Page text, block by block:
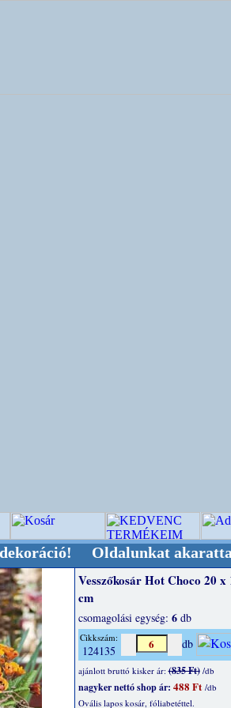
Oldalunkat akarattal tartjuk
Vesszőkosár Hot Choco 20 x
cm
csomagolási egység: 6db
Cikkszám:
124135 db
ajánlott bruttó kisker ár:(835 Ft)/db
nagyker nettó shop ár: 488 Ft /db
Ovális lapos kosár, fóliabetéttel.